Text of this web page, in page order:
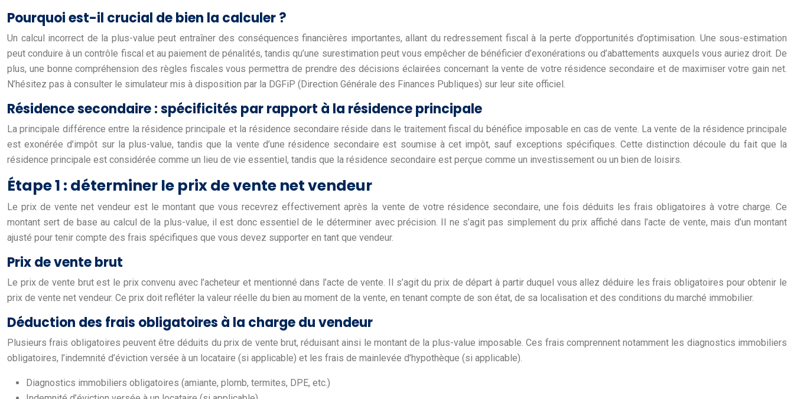
Pourquoi est-il crucial de bien la calculer ?
Un calcul incorrect de la plus-value peut entraîner des conséquences financières importantes, allant du redressement fiscal à la perte d’opportunités d’optimisation. Une sous-estimation
peut conduire à un contrôle fiscal et au paiement de pénalités, tandis qu’une surestimation peut vous empêcher de bénéficier d’exonérations ou d’abattements auxquels vous auriez droit. De
plus, une bonne compréhension des règles fiscales vous permettra de prendre des décisions éclairées concernant la vente de votre résidence secondaire et de maximiser votre gain net.
N’hésitez pas à consulter le simulateur mis à disposition par la DGFiP (Direction Générale des Finances Publiques) sur leur site officiel.
Résidence secondaire : spécificités par rapport à la résidence principale
La principale différence entre la résidence principale et la résidence secondaire réside dans le traitement fiscal du bénéfice imposable en cas de vente. La vente de la résidence principale
est exonérée d’impôt sur la plus-value, tandis que la vente d’une résidence secondaire est soumise à cet impôt, sauf exceptions spécifiques. Cette distinction découle du fait que la
résidence principale est considérée comme un lieu de vie essentiel, tandis que la résidence secondaire est perçue comme un investissement ou un bien de loisirs.
Étape 1 : déterminer le prix de vente net vendeur
Le prix de vente net vendeur est le montant que vous recevrez effectivement après la vente de votre résidence secondaire, une fois déduits les frais obligatoires à votre charge. Ce
montant sert de base au calcul de la plus-value, il est donc essentiel de le déterminer avec précision. Il ne s’agit pas simplement du prix affiché dans l’acte de vente, mais d’un montant
ajusté pour tenir compte des frais spécifiques que vous devez supporter en tant que vendeur.
Prix de vente brut
Le prix de vente brut est le prix convenu avec l’acheteur et mentionné dans l’acte de vente. Il s’agit du prix de départ à partir duquel vous allez déduire les frais obligatoires pour obtenir le
prix de vente net vendeur. Ce prix doit refléter la valeur réelle du bien au moment de la vente, en tenant compte de son état, de sa localisation et des conditions du marché immobilier.
Déduction des frais obligatoires à la charge du vendeur
Plusieurs frais obligatoires peuvent être déduits du prix de vente brut, réduisant ainsi le montant de la plus-value imposable. Ces frais comprennent notamment les diagnostics immobiliers
obligatoires, l’indemnité d’éviction versée à un locataire (si applicable) et les frais de mainlevée d’hypothèque (si applicable).
Diagnostics immobiliers obligatoires (amiante, plomb, termites, DPE, etc.)